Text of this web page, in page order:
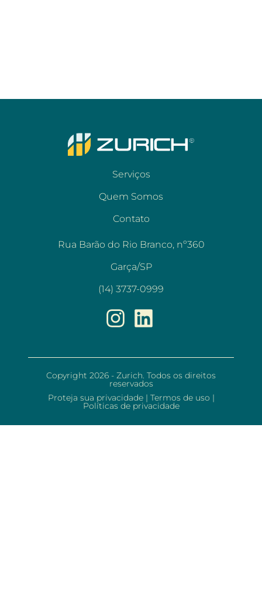
Serviços
Quem Somos
Contato
Rua Barão do Rio Branco, nº360
Garça/SP
(14) 3737-0999
Copyright 2026 - Zurich. Todos os direitos
reservados
Proteja sua privacidade | Termos de uso |
Políticas de privacidade